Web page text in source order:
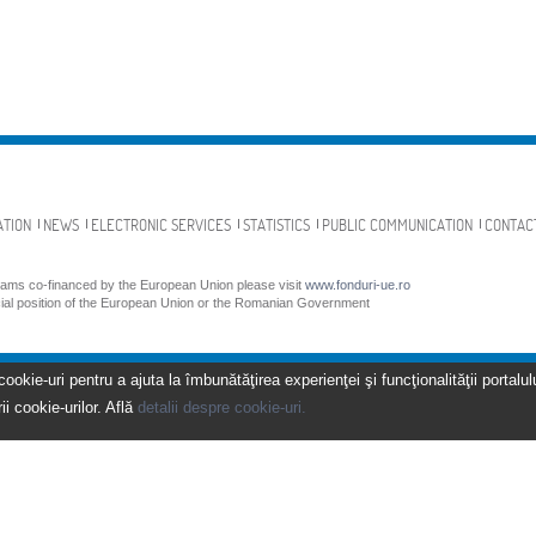
NEWS ELECTRONIC SERVICES STATISTICS PUBLIC COMMUNICATION
co-financed by the European Union please visit www.fonduri-ue.ro
position of the European Union or the Romanian Government
uri pentru a ajuta la îmbunătăţirea experienţei şi funcţionalităţii
cookie-urilor. Află detalii despre cookie-uri.